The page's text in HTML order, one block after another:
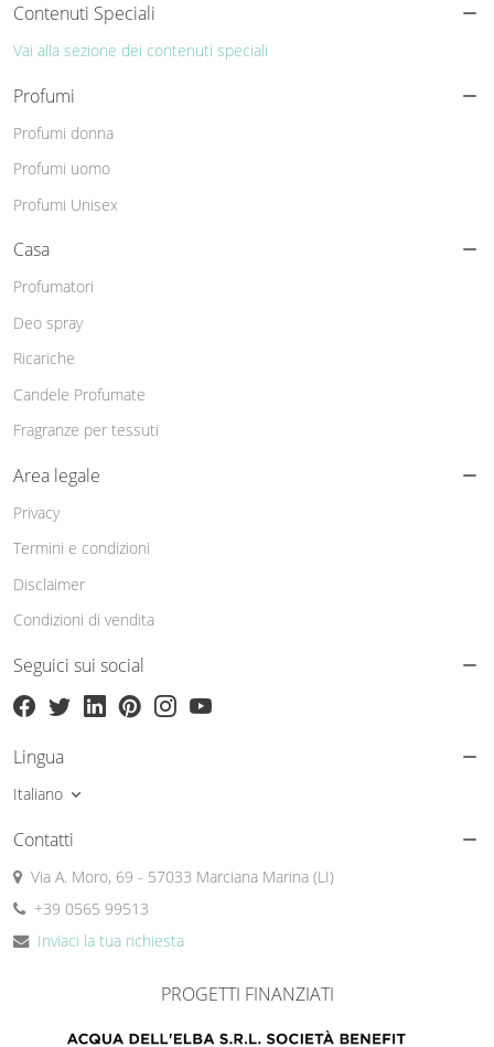
Contenuti Speciali
Vai alla sezione dei contenuti speciali
Profumi
Profumi donna
Profumi uomo
Profumi Unisex
Casa
Profumatori
Deo spray
Ricariche
Candele Profumate
Fragranze per tessuti
Area legale
Privacy
Termini e condizioni
Disclaimer
Condizioni di vendita
Seguici sui social
Lingua
Italiano
Contatti
Via A. Moro, 69 - 57033 Marciana Marina (LI)
+39 0565 99513
Inviaci la tua richiesta
PROGETTI FINANZIATI